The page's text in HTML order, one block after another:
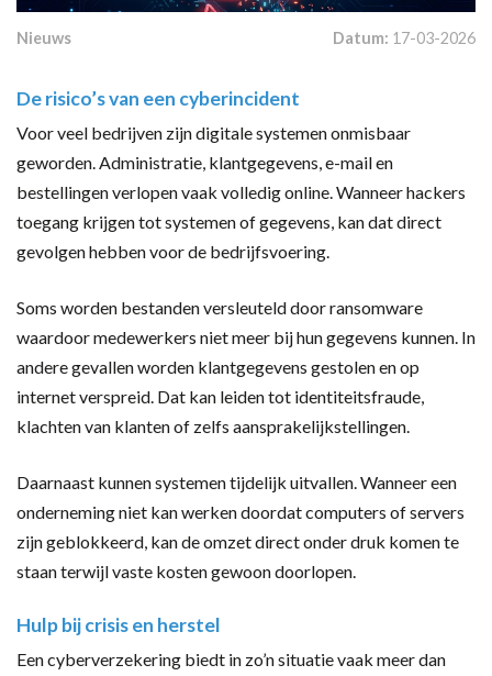
Nieuws Datum: 17-03-2026
De risico’s van een cyberincident
Voor veel bedrijven zijn digitale systemen onmisbaar
geworden. Administratie, klantgegevens, e-mail en
bestellingen verlopen vaak volledig online. Wanneer hackers
toegang krijgen tot systemen of gegevens, kan dat direct
gevolgen hebben voor de bedrijfsvoering.
Soms worden bestanden versleuteld door ransomware
waardoor medewerkers niet meer bij hun gegevens kunnen. In
andere gevallen worden klantgegevens gestolen en op
internet verspreid. Dat kan leiden tot identiteitsfraude,
klachten van klanten of zelfs aansprakelijkstellingen.
Daarnaast kunnen systemen tijdelijk uitvallen. Wanneer een
onderneming niet kan werken doordat computers of servers
zijn geblokkeerd, kan de omzet direct onder druk komen te
staan terwijl vaste kosten gewoon doorlopen.
Hulp bij crisis en herstel
Een cyberverzekering biedt in zo’n situatie vaak meer dan